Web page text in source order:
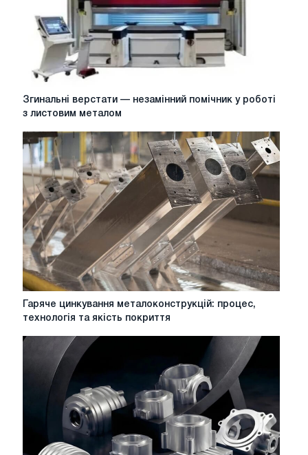
Згинальні
незамінний
помічник
у
роботі
з
листовим
металом
Згинальні верстати — незамінний помічник у роботі
з листовим металом
Гаряче
цинкування
процес,
технологія
якість
покриття
Гаряче цинкування металоконструкцій: процес,
технологія та якість покриття